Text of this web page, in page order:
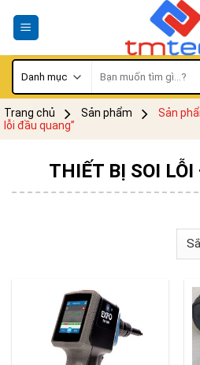
kiếm:
Trang chủ Sản phẩm
Sản
lỗi đầu quang”
THIẾT BỊ SOI LỖI